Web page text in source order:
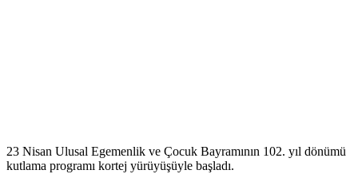
23 Nisan Ulusal Egemenlik ve Çocuk Bayramının 102. yıl dönümü
kutlama programı kortej yürüyüşüyle başladı.